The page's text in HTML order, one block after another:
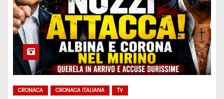
CRONACA CRONACA ITALIANA TV